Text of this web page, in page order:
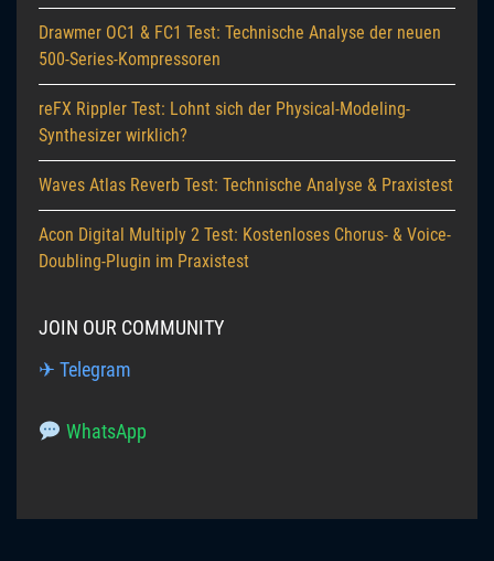
Drawmer OC1 & FC1 Test: Technische Analyse der neuen
500-Series-Kompressoren
reFX Rippler Test: Lohnt sich der Physical-Modeling-
Synthesizer wirklich?
Waves Atlas Reverb Test: Technische Analyse & Praxistest
Acon Digital Multiply 2 Test: Kostenloses Chorus- & Voice-
Doubling-Plugin im Praxistest
JOIN OUR COMMUNITY
✈ Telegram
WhatsApp